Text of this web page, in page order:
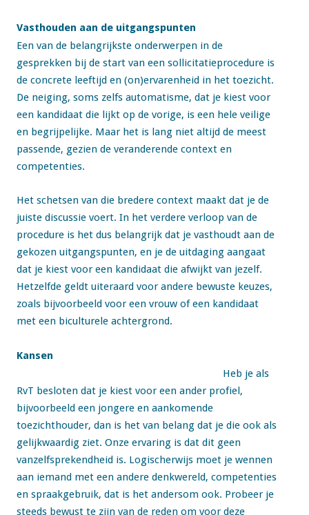
Vasthouden aan de uitgangspunten
Een van de belangrijkste onderwerpen in de
gesprekken bij de start van een sollicitatieprocedure is
de concrete leeftijd en (on)ervarenheid in het toezicht.
De neiging, soms zelfs automatisme, dat je kiest voor
een kandidaat die lijkt op de vorige, is een hele veilige
en begrijpelijke. Maar het is lang niet altijd de meest
passende, gezien de veranderende context en
competenties.
Het schetsen van die bredere context maakt dat je de
juiste discussie voert. In het verdere verloop van de
procedure is het dus belangrijk dat je vasthoudt aan de
gekozen uitgangspunten, en je de uitdaging aangaat
dat je kiest voor een kandidaat die afwijkt van jezelf.
Hetzelfde geldt uiteraard voor andere bewuste keuzes,
zoals bijvoorbeeld voor een vrouw of een kandidaat
met een biculturele achtergrond.
Kansen
Heb je als
RvT besloten dat je kiest voor een ander profiel,
bijvoorbeeld een jongere en aankomende
toezichthouder, dan is het van belang dat je die ook als
gelijkwaardig ziet. Onze ervaring is dat dit geen
vanzelfsprekendheid is. Logischerwijs moet je wennen
aan iemand met een andere denkwereld, competenties
en spraakgebruik, dat is het andersom ook. Probeer je
steeds bewust te zijn van de reden om voor deze